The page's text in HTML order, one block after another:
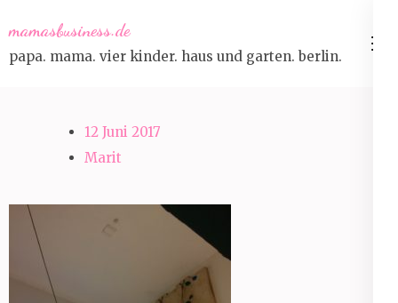
to
content
mamasbusiness.de
papa. mama. vier kinder. haus und garten. berlin.
12 Juni 2017
Marit